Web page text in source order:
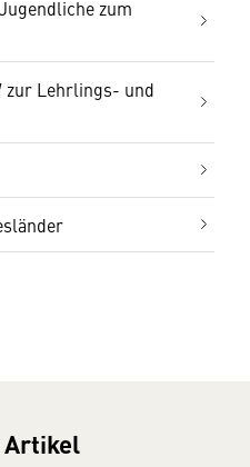
zum
zur Lehrlings- und
Artikel